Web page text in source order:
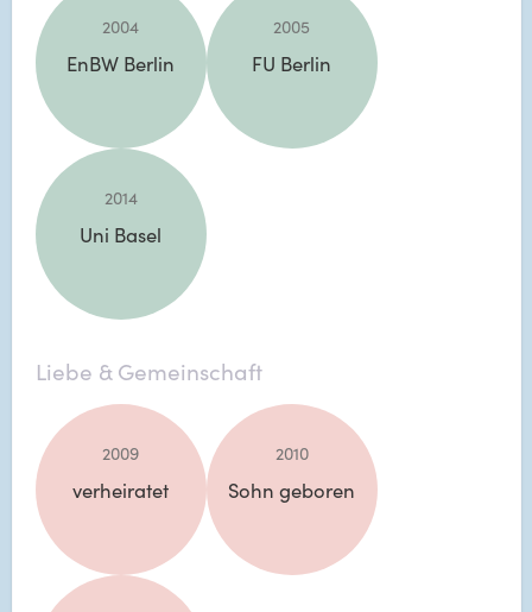
2004
EnBW Berlin
2005
FU Berlin
2014
Uni Basel
Liebe & Gemeinschaft
2009
verheiratet
2010
Sohn geboren